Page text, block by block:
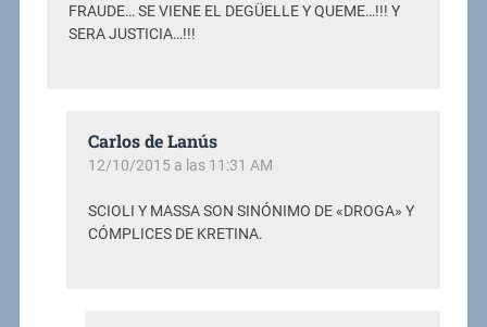
FRAUDE… SE VIENE EL DEGÜELLE Y QUEME…!!! Y
SERA JUSTICIA…!!!
Carlos de Lanús
12/10/2015 a las 11:31 AM
SCIOLI Y MASSA SON SINÓNIMO DE «DROGA» Y
CÓMPLICES DE KRETINA.